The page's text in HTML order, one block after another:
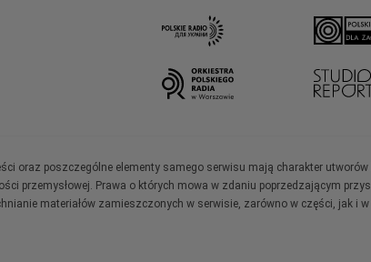
oraz poszczególne elementy samego serwisu mają charakter
przemysłowej. Prawa o których mowa w zdaniu poprzedzającym
materiałów zamieszczonych w serwisie, zarówno w części, jak i